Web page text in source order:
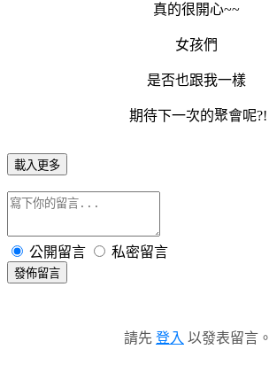
真的很開心~~
女孩們
是否也跟我一樣
期待下一次的聚會呢?!
載入更多
公開留言 私密留言
發佈留言
請先 登入 以發表留言。